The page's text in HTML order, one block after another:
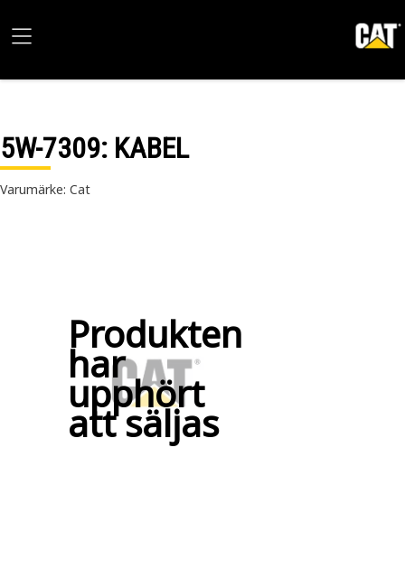
5W-7309: KABEL
Varumärke: Cat
Produkten
har
upphört
att säljas